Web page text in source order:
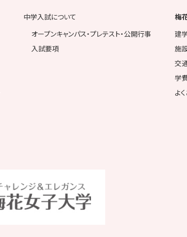
中学入試について
オープンキャンパス・プレテスト・公開行事
入試要項
梅
建
施
交
学
よ